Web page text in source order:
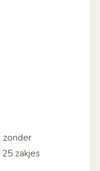
zonder
zakjes